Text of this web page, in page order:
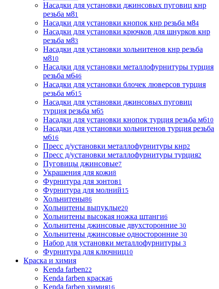
Насадки для установки джинсовых пуговиц кнр
резьба м81
Насадки для установки кнопок кнр резьба м84
Насадки для установки крючков для шнурков кнр
резьба м83
Насадки для установки хольнитенов кнр резьба
м810
Насадки для установки металлофурнитуры турция
резьба м646
Насадки для установки блочек люверсов турция
резьба м615
Насадки для установки джинсовых пуговиц
турция резьба м65
Насадки для установки кнопок турция резьба м610
Насадки для установки хольнитенов турция резьба
м616
Пресс д/установки металлофурнитуры кнр2
Пресс д/установки металлофурнитуры турция2
Пуговицы джинсовые7
Украшения для кожи8
Фурнитура для зонтов1
Фурнитура для молний15
Хольнитены86
Хольнитены выпуклые20
Хольнитены высокая ножка штанги6
Хольнитены джинсовые двухсторонние 30
Хольнитены джинсовые односторонние 30
Набор для установки металлофурнитуры 3
Фурнитура для ключниц10
Краска и химия
Kenda farben22
Kenda farben краска6
Kenda farben химия16